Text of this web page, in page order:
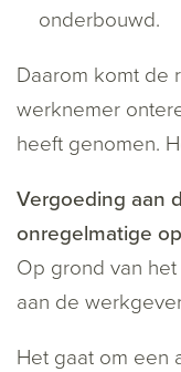
onderbouwd.
Daarom komt de
werknemer
heeft genomen.
Vergoeding aan
onregelmatige
Op grond van
aan de
Het gaat om een